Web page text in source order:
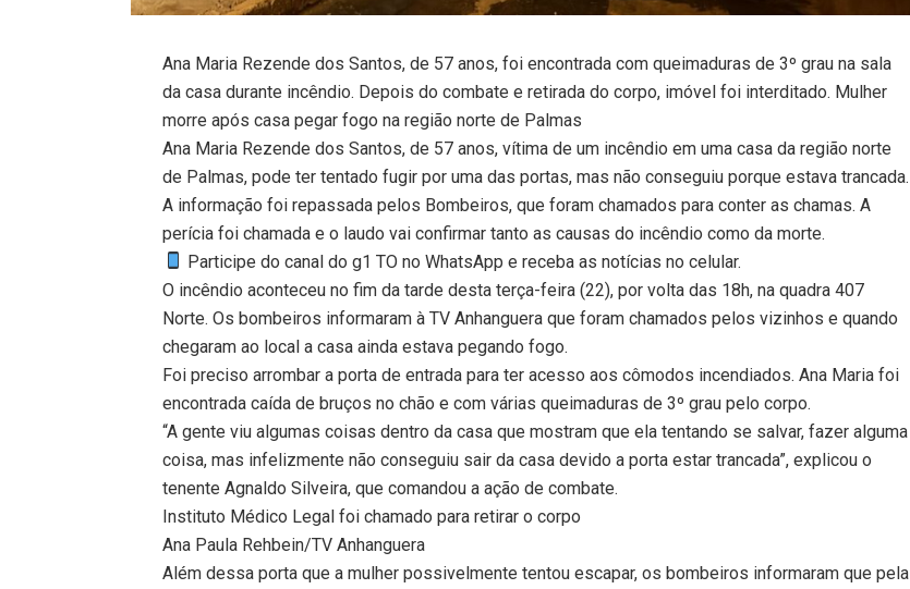
Ana Maria Rezende dos Santos, de 57 anos, foi encontrada com queimaduras de 3º grau na sala
da casa durante incêndio. Depois do combate e retirada do corpo, imóvel foi interditado. Mulher
morre após casa pegar fogo na região norte de Palmas
Ana Maria Rezende dos Santos, de 57 anos, vítima de um incêndio em uma casa da região norte
de Palmas, pode ter tentado fugir por uma das portas, mas não conseguiu porque estava trancada.
A informação foi repassada pelos Bombeiros, que foram chamados para conter as chamas. A
perícia foi chamada e o laudo vai confirmar tanto as causas do incêndio como da morte.
Participe do canal do g1 TO no WhatsApp e receba as notícias no celular.
O incêndio aconteceu no fim da tarde desta terça-feira (22), por volta das 18h, na quadra 407
Norte. Os bombeiros informaram à TV Anhanguera que foram chamados pelos vizinhos e quando
chegaram ao local a casa ainda estava pegando fogo.
Foi preciso arrombar a porta de entrada para ter acesso aos cômodos incendiados. Ana Maria foi
encontrada caída de bruços no chão e com várias queimaduras de 3º grau pelo corpo.
“A gente viu algumas coisas dentro da casa que mostram que ela tentando se salvar, fazer alguma
coisa, mas infelizmente não conseguiu sair da casa devido a porta estar trancada”, explicou o
tenente Agnaldo Silveira, que comandou a ação de combate.
Instituto Médico Legal foi chamado para retirar o corpo
Ana Paula Rehbein/TV Anhanguera
Além dessa porta que a mulher possivelmente tentou escapar, os bombeiros informaram que pela